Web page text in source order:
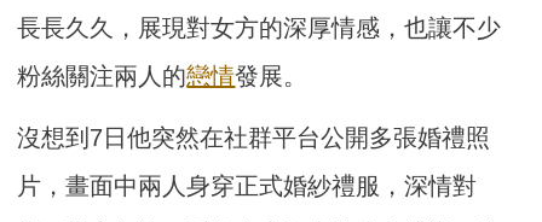
長長久久，展現對女方的深厚情感，也讓不少
粉絲關注兩人的戀情發展。
沒想到7日他突然在社群平台公開多張婚禮照
片，畫面中兩人身穿正式婚紗禮服，深情對